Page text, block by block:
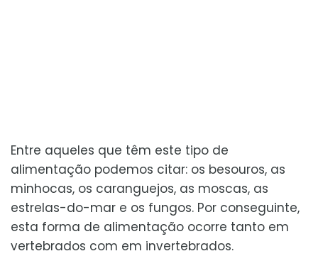
Entre aqueles que têm este tipo de
alimentação podemos citar: os besouros, as
minhocas, os caranguejos, as moscas, as
estrelas-do-mar e os fungos. Por conseguinte,
esta forma de alimentação ocorre tanto em
vertebrados com em invertebrados.